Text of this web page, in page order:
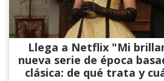
Llega a Netflix "Mi
nueva serie de época
clásica: de qué trata y